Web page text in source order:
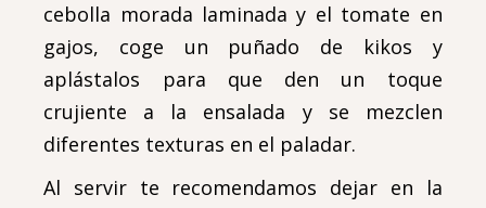
cebolla morada laminada y el tomate en
gajos, coge un puñado de kikos y
aplástalos para que den un toque
crujiente a la ensalada y se mezclen
diferentes texturas en el paladar.
Al servir te recomendamos dejar en la